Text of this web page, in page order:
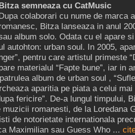
semneaza cu CatMusic
colaborari cu nume de marca
Bitza lanseaza in anul
album solo. Odata cu el apare
autohton: urban soul. In 2005,
pentru care artistul primeste
materialul “Fapte bune”, iar in
album de urban soul ,
aparitia pe piata a celui
fericire”. De-a lungul timpului,
muzicii romanesti, de la Loredana
de notorietate internationala
Maximilian sau Guess Who ...